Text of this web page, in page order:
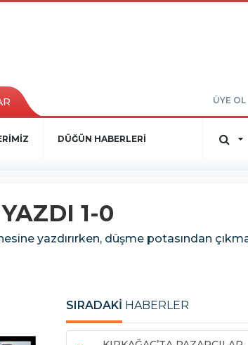
ÜYE OL
DÜĞÜN HABERLERİ
1-0
yazdırırken, düşme potasından
SIRADAKİ HABERLER